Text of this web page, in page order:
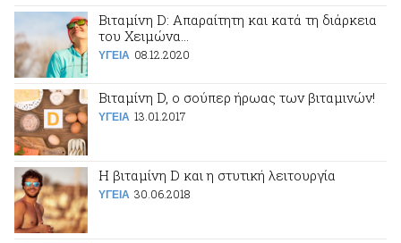
Βιταμίνη D: Απαραίτητη και κατά τη διάρκεια
του Χειμώνα…
ΥΓΕΙΑ 08.12.2020
Βιταμίνη D, ο σούπερ ήρωας των βιταμινών!
ΥΓΕΙΑ 13.01.2017
Η βιταμίνη D και η στυτική λειτουργία
ΥΓΕΙΑ 30.06.2018